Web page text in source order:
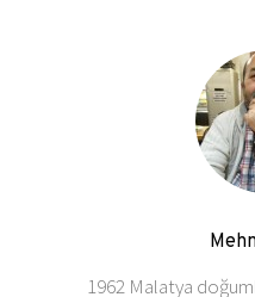
1962 Malatya